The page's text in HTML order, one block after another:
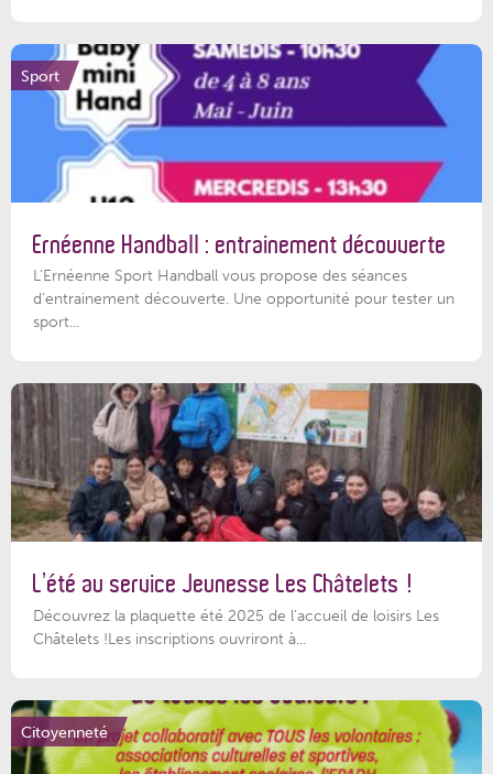
Sport
Ernéenne Handball : entrainement découverte
L'Ernéenne Sport Handball vous propose des séances
d'entrainement découverte. Une opportunité pour tester un
sport...
L’été au service Jeunesse Les Châtelets !
Découvrez la plaquette été 2025 de l’accueil de loisirs Les
Châtelets !Les inscriptions ouvriront à...
Citoyenneté